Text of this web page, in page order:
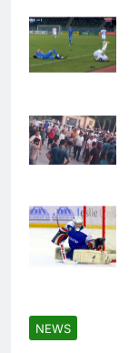
NEWS